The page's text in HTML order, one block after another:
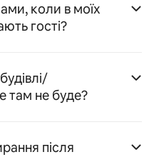
коли в моїх
гості?
там не буде?
після